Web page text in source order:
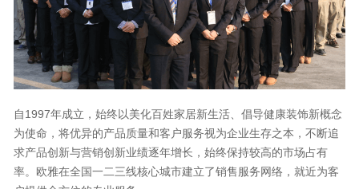
自1997年成立，始终以美化百姓家居新生活、倡导健康装饰新概念
为使命，将优异的产品质量和客户服务视为企业生存之本，不断追
求产品创新与营销创新业绩逐年增长，始终保持较高的市场占有
率。欧雅在全国一二三线核心城市建立了销售服务网络，就近为客